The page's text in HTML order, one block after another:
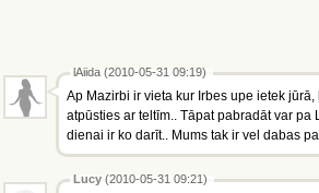
lAiida (2010-05-31 09:19)
Ap Mazirbi ir vieta kur Irbes upe ietek
atpūsties ar teltīm.. Tāpat pabradāt var pa
dienai ir ko darīt.. Mums tak ir vel dabas
Lucy (2010-05-31 09:21)